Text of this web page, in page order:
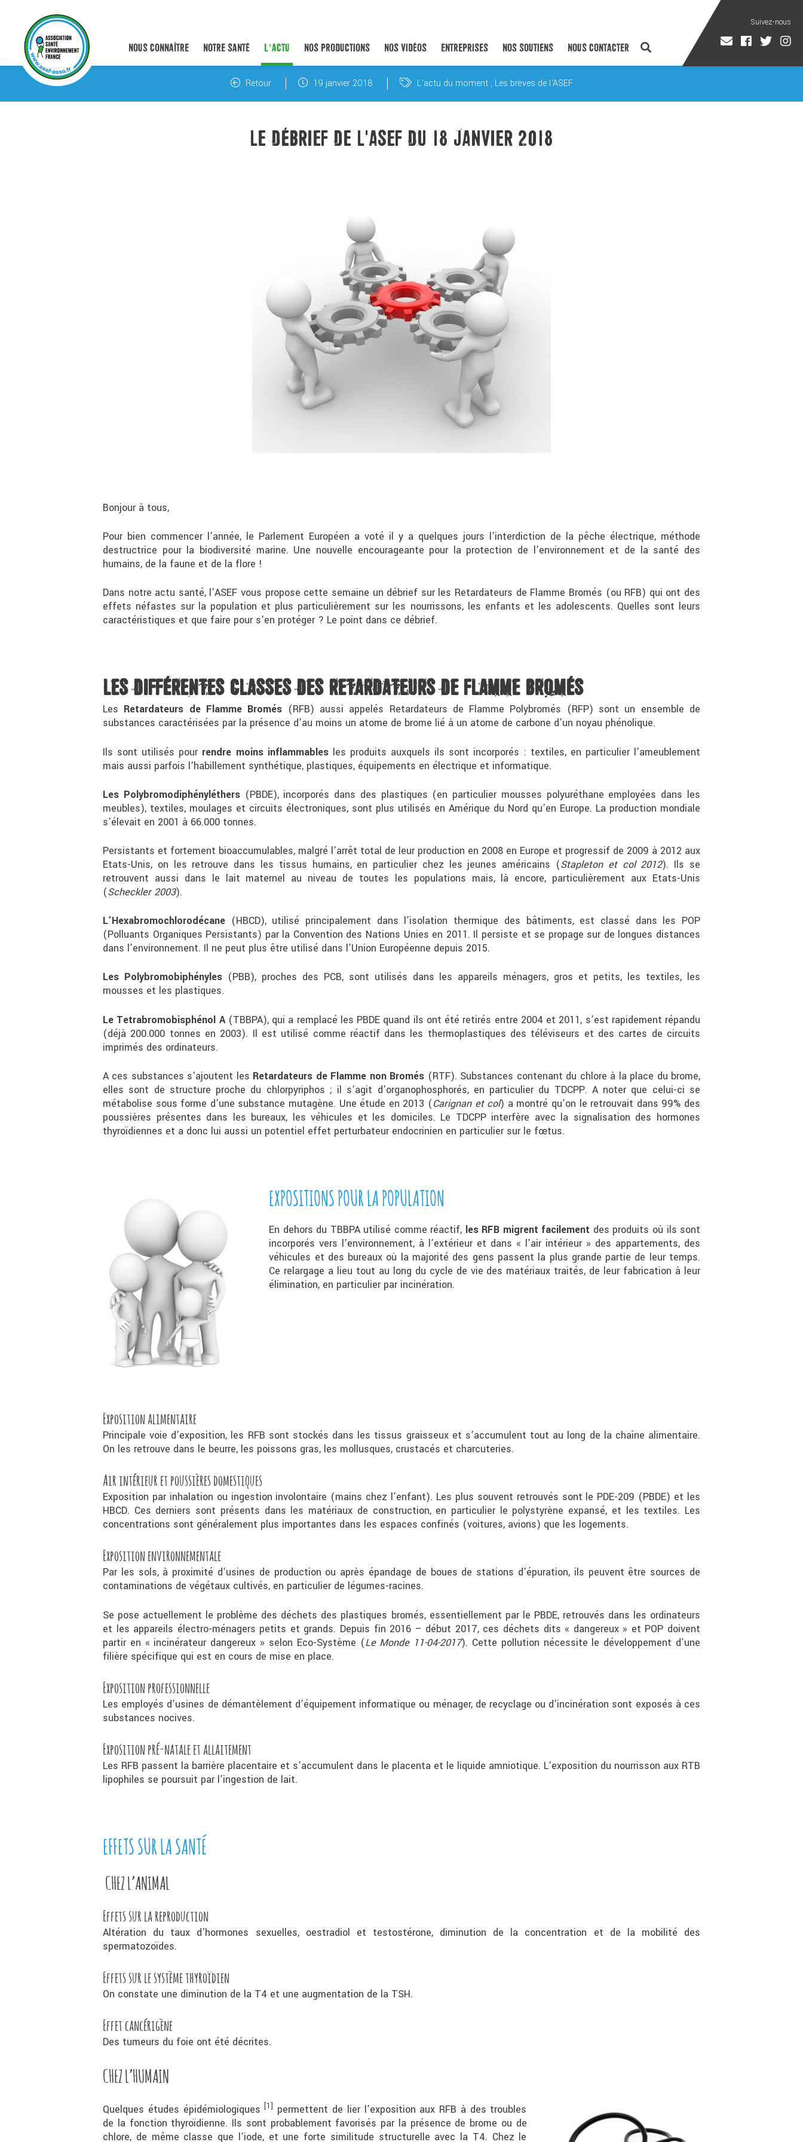
NOUS CONNAÎTRE NOTRE SANTÉ L’ACTU NOS PRODUCTIONS NOS VIDÉOS ENTREPRISES NOS SOUTIENS NOUS CONTACTER
Retour 19 janvier 2018 L'actu du moment Les brèves de l'ASEF
LE DÉBRIEF DE L'ASEF DU 18 JANVIER 2018
Bonjour à tous,
Pour bien commencer l’année, le Parlement Européen a voté il y a quelques jours l’interdiction de la pêche électrique, méthode
destructrice pour la biodiversité marine. Une nouvelle encourageante pour la protection de l’environnement et de la santé des
humains, de la faune et de la flore !
Dans notre actu santé, l’ASEF vous propose cette semaine un débrief sur les Retardateurs de Flamme Bromés (ou RFB) qui ont des
effets néfastes sur la population et plus particulièrement sur les nourrissons, les enfants et les adolescents. Quelles sont leurs
caractéristiques et que faire pour s’en protéger ? Le point dans ce débrief.
LES DIFFÉRENTES CLASSES DES RETARDATEURS DE FLAMME BROMÉS
Les Retardateurs de Flamme Bromés (RFB) aussi appelés Retardateurs de Flamme Polybromés (RFP) sont un ensemble de
substances caractérisées par la présence d’au moins un atome de brome lié à un atome de carbone d’un noyau phénolique.
Ils sont utilisés pour rendre moins inflammables les produits auxquels ils sont incorporés : textiles, en particulier l’ameublement
mais aussi parfois l’habillement synthétique, plastiques, équipements en électrique et informatique.
Les Polybromodiphényléthers(PBDE), incorporés dans des plastiques (en particulier mousses polyuréthane employées dans les
meubles), textiles, moulages et circuits électroniques, sont plus utilisés en Amérique du Nord qu’en Europe. La production mondiale
s’élevait en 2001 à 66.000 tonnes.
Persistants et fortement bioaccumulables, malgré l’arrêt total de leur production en 2008 en Europe et progressif de 2009 à 2012 aux
Etats-Unis, on les retrouve dans les tissus humains, en particulier chez les jeunes américains (Stapleton et col 2012). Ils se
retrouvent aussi dans le lait maternel au niveau de toutes les populations mais, là encore, particulièrement aux Etats-Unis
(Scheckler 2003).
L’Hexabromochlorodécane (HBCD), utilisé principalement dans l’isolation thermique des bâtiments, est classé dans les POP
(Polluants Organiques Persistants) par la Convention des Nations Unies en 2011. Il persiste et se propage sur de longues distances
dans l’environnement. Il ne peut plus être utilisé dans l’Union Européenne depuis 2015.
Les Polybromobiphényles(PBB), proches des PCB, sont utilisés dans les appareils ménagers, gros et petits, les textiles, les
mousses et les plastiques.
Le Tetrabromobisphénol A(TBBPA), qui a remplacé les PBDE quand ils ont été retirés entre 2004 et 2011, s’est rapidement répandu
(déjà 200.000 tonnes en 2003). Il est utilisé comme réactif dans les thermoplastiques des téléviseurs et des cartes de circuits
imprimés des ordinateurs.
A ces substances s’ajoutent les Retardateurs de Flamme non Bromés (RTF). Substances contenant du chlore à la place du brome,
elles sont de structure proche du chlorpyriphos ; il s’agit d’organophosphorés, en particulier du TDCPP. A noter que celui-ci se
métabolise sous forme d’une substance mutagène. Une étude en 2013 (Carignan et col) a montré qu’on le retrouvait dans 99% des
poussières présentes dans les bureaux, les véhicules et les domiciles. Le TDCPP interfère avec la signalisation des hormones
thyroïdiennes et a donc lui aussi un potentiel effet perturbateur endocrinien en particulier sur le fœtus.
EXPOSITIONS POUR LA POPULATION
En dehors du TBBPA utilisé comme réactif, les RFB migrent facilement des produits où ils sont
incorporés vers l’environnement, à l’extérieur et dans « l’air intérieur » des appartements, des
véhicules et des bureaux où la majorité des gens passent la plus grande partie de leur temps.
Ce relargage a lieu tout au long du cycle de vie des matériaux traités, de leur fabrication à leur
élimination, en particulier par incinération.
Exposition alimentaire
Principale voie d’exposition, les RFB sont stockés dans les tissus graisseux et s’accumulent tout au long de la chaîne alimentaire.
On les retrouve dans le beurre, les poissons gras, les mollusques, crustacés et charcuteries.
Air intérieur et poussières domestiques
Exposition par inhalation ou ingestion involontaire (mains chez l’enfant). Les plus souvent retrouvés sont le PDE-209 (PBDE) et les
HBCD. Ces derniers sont présents dans les matériaux de construction, en particulier le polystyrène expansé, et les textiles. Les
concentrations sont généralement plus importantes dans les espaces confinés (voitures, avions) que les logements.
Exposition environnementale
Par les sols, à proximité d’usines de production ou après épandage de boues de stations d’épuration, ils peuvent être sources de
contaminations de végétaux cultivés, en particulier de légumes-racines.
Se pose actuellement le problème des déchets des plastiques bromés, essentiellement par le PBDE, retrouvés dans les ordinateurs
et les appareils électro-ménagers petits et grands. Depuis fin 2016 – début 2017, ces déchets dits « dangereux » et POP doivent
partir en « incinérateur dangereux » selon Eco-Système (Le Monde 11-04-2017). Cette pollution nécessite le développement d’une
filière spécifique qui est en cours de mise en place.
Exposition professionnelle
Les employés d’usines de démantèlement d’équipement informatique ou ménager, de recyclage ou d’incinération sont exposés à ces
substances nocives.
Exposition pré-natale et allaitement
Les RFB passent la barrière placentaire et s’accumulent dans le placenta et le liquide amniotique. L’exposition du nourrisson aux RTB
lipophiles se poursuit par l’ingestion de lait.
EFFETS SUR LA SANTÉ
CHEZ L’ANIMAL
Effets sur la reproduction
Altération du taux d’hormones sexuelles, oestradiol et testostérone, diminution de la concentration et de la mobilité des
spermatozoïdes.
Effets sur le système thyroïdien
On constate une diminution de la T4 et une augmentation de la TSH.
Effet cancérigène
Des tumeurs du foie ont été décrites.
CHEZ L’HUMAIN
Quelques études épidémiologiques[1] permettent de lier l’exposition aux RFB à des troubles
de la fonction thyroïdienne. Ils sont probablement favorisés par la présence de brome ou de
chlore, de même classe que l’iode, et une forte similitude structurelle avec la T4. Chez le